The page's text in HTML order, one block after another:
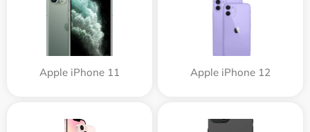
Apple iPhone 11 Apple iPhone 12